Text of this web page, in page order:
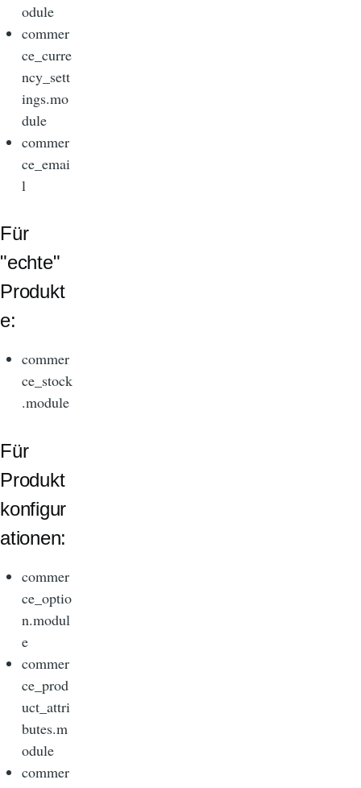
odule
commer
ce_curre
ncy_sett
ings.mo
dule
commer
ce_emai
l
Für
"echte"
Produkt
e:
commer
ce_stock
.module
Für
Produkt
konfigur
ationen:
commer
ce_optio
n.modul
e
commer
ce_prod
uct_attri
butes.m
odule
commer